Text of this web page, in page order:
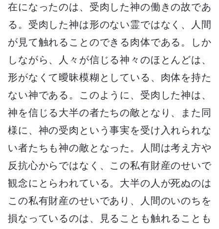
在になったのは、受肉した神の働きの故であ
る。受肉した神は形のない霊ではなく、人間
が見て触れることのできる肉体である。しか
しながら、人々が信じる神々のほとんどは、
形がなくて曖昧模糊としている、肉体を持た
ない神である。このように、受肉した神は、
神を信じる大半の者たちの敵となり、また同
様に、神の受肉という事実を受け入れられな
い者たちも神の敵となった。人間は考え方や
反抗心からではなく、この私有財産のせいで
観念にとらわれている。大半の人が死ぬのは
この私有財産のせいであり、人間のいのちを
損なっているのは、見ることも触れることも